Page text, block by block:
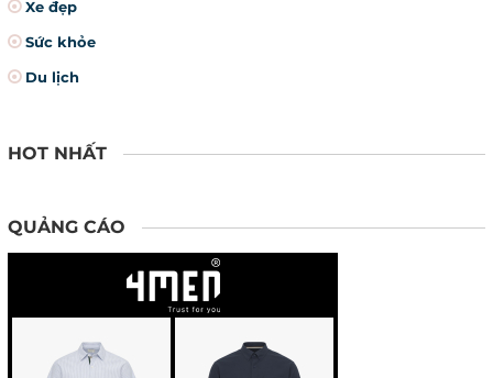
Xe đẹp
Sức khỏe
Du lịch
HOT NHẤT
QUẢNG CÁO